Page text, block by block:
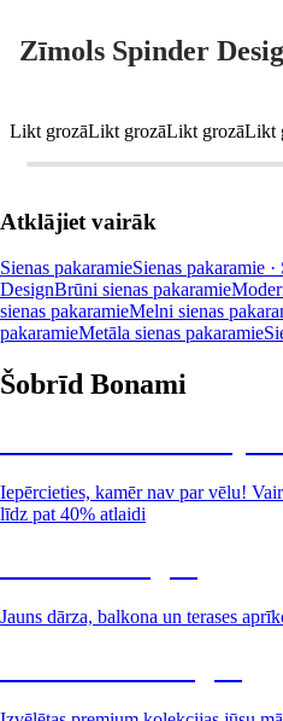
Zīmols Spinder
Likt grozāLikt grozāLikt grozāLikt
Atklājiet vairāk
Sienas pakaramieSienas pakaramie
DesignBrūni sienas pakaramie
sienas pakaramieMelni sienas
pakaramieMetāla sienas pakaramie
Šobrīd Bonami
Iepērcieties, kamēr nav par vēlu!
līdz pat 40% atlaidi
Jauns dārza, balkona un terases